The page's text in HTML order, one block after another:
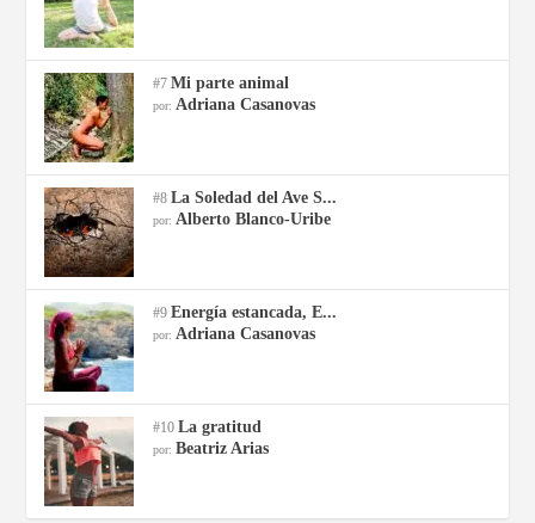
#7Mi parte animal
por: Adriana Casanovas
#8La Soledad del Ave S...
por: Alberto Blanco-Uribe
#9Energía estancada, E...
por: Adriana Casanovas
#10La gratitud
por: Beatriz Arias